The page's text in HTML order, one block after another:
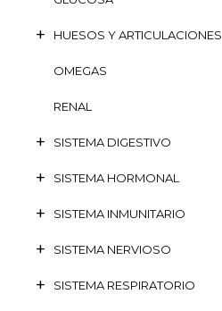
HUESOS Y ARTICULACIONES
OMEGAS
RENAL
SISTEMA DIGESTIVO
SISTEMA HORMONAL
SISTEMA INMUNITARIO
SISTEMA NERVIOSO
SISTEMA RESPIRATORIO